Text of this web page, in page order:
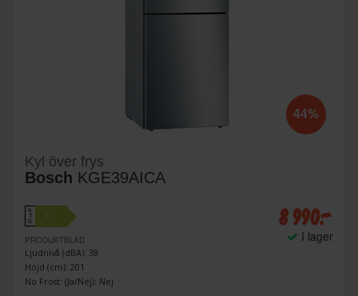
44%
Kyl över frys
Bosch KGE39AICA
A
↑
G
C
PRODUKTBLAD
Ljudnivå (dBA): 38
Höjd (cm): 201
No Frost: (Ja/Nej): Nej
8 990:-
I lager